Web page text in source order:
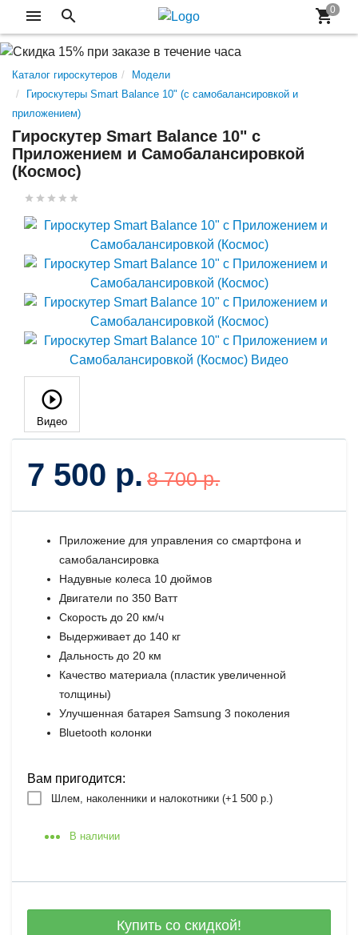
Каталог гироскутеров
Модели
Гироскутеры Smart Balance 10" (с самобалансировкой и
приложением)
Гироскутер Smart Balance 10" c
Приложением и Самобалансировкой
(Космос)
Видео
7 500 р. 8 700 р.
Приложение для управления со смартфона и
самобалансировка
Надувные колеса 10 дюймов
Двигатели по 350 Ватт
Скорость до 20 км/ч
Выдерживает до 140 кг
Дальность до 20 км
Качество материала (пластик увеличенной
толщины)
Улучшенная батарея Samsung 3 поколения
Bluetooth колонки
Вам пригодится:
Шлем, наколенники и налокотники (+1 500 р.)
В наличии
Купить со скидкой!